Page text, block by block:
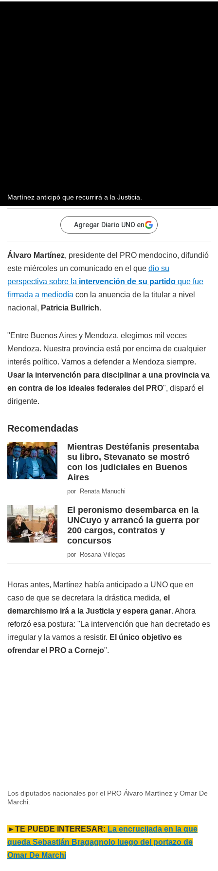
Martínez anticipó que recurrirá a la Justicia.
Agregar Diario UNO en
Álvaro Martínez, presidente del PRO mendocino, difundió
este miércoles un comunicado en el que dio su
perspectiva sobre la intervención de su partido que fue
firmada a mediodía con la anuencia de la titular a nivel
nacional, Patricia Bullrich.
"Entre Buenos Aires y Mendoza, elegimos mil veces
Mendoza. Nuestra provincia está por encima de cualquier
interés político. Vamos a defender a Mendoza siempre.
Usar la intervención para disciplinar a una provincia va
en contra de los ideales federales del PRO", disparó el
dirigente.
Recomendadas
Mientras Destéfanis presentaba
su libro, Stevanato se mostró
con los judiciales en Buenos
Aires
por Renata Manuchi
El peronismo desembarca en la
UNCuyo y arrancó la guerra por
200 cargos, contratos y
concursos
por Rosana Villegas
Horas antes, Martínez había anticipado a UNO que en
caso de que se decretara la drástica medida, el
demarchismo irá a la Justicia y espera ganar. Ahora
reforzó esa postura: "La intervención que han decretado es
irregular y la vamos a resistir. El único objetivo es
ofrendar el PRO a Cornejo".
Los diputados nacionales por el PRO Álvaro Martínez y Omar De
Marchi.
►TE PUEDE INTERESAR: La encrucijada en la que
queda Sebastián Bragagnolo luego del portazo de
Omar De Marchi